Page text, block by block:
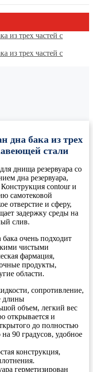
дна бака из трех
стали
днища резервуара со
дна резервуара,
contour и
самотековой
отверстие и сферу,
задержку среды на
слив.
очень подходит
чистыми
фармация,
продукты,
области.
сопротивление,
длины
объем, легкий вес
открывается и
до полностью
90 градусов, удобное
конструкция,
герметизирован